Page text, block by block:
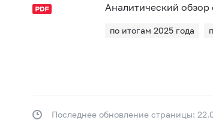
Аналитический
по итогам 2025 года
Последнее обновление страницы: